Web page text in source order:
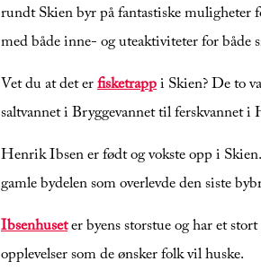
rundt Skien byr på fantastiske muligheter
med både inne- og uteaktiviteter for både
Vet du at det erfisketrappi Skien? De to
saltvannet i Bryggevannet til ferskvannet i
Henrik Ibsen er født og vokste opp i
gamle bydelen som overlevde den siste
Ibsenhuseter byens storstue og har et
opplevelser som de ønsker folk vil huske.